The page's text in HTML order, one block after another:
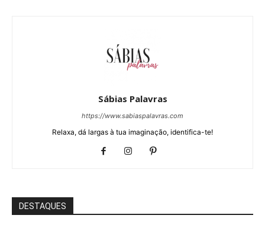
Sábias Palavras
https://www.sabiaspalavras.com
Relaxa, dá largas à tua imaginação, identifica-te!
DESTAQUES